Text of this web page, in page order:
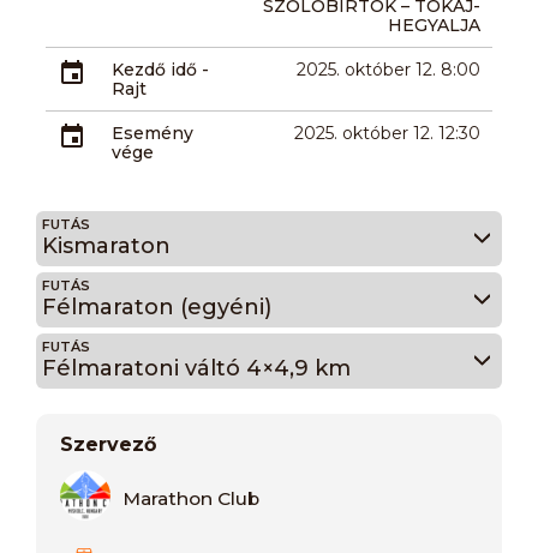
SZŐLŐBIRTOK – TOKAJ-
HEGYALJA
Kezdő idő -
Rajt
2025. október 12. 8:00
Esemény
vége
2025. október 12. 12:30
FUTÁS
Kismaraton
FUTÁS
Félmaraton (egyéni)
FUTÁS
Félmaratoni váltó 4×4,9 km
Szervező
Marathon Club